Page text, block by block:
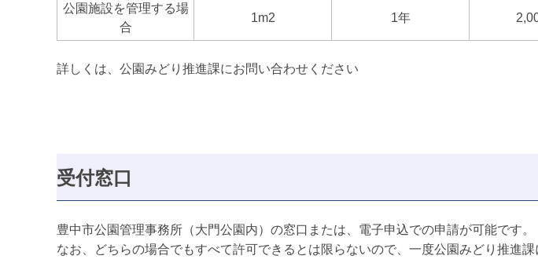
公園施設を管理する場
合
1m2 1年
詳しくは、公園みどり推進課にお問い合わせください
受付窓口
豊中市公園管理事務所（大門公園内）の窓口または、電子申込での申請が可能です。
なお、どちらの場合でもすべて許可できるとは限らないので、一度公園みどり推進課